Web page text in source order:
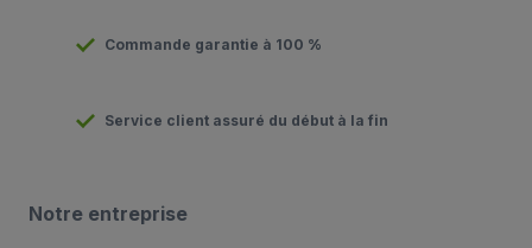
Commande garantie à 100 %
Service client assuré du début à la fin
Notre entreprise